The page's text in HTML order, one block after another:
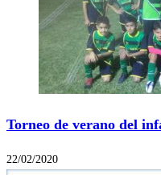
Torneo de verano del
22/02/2020